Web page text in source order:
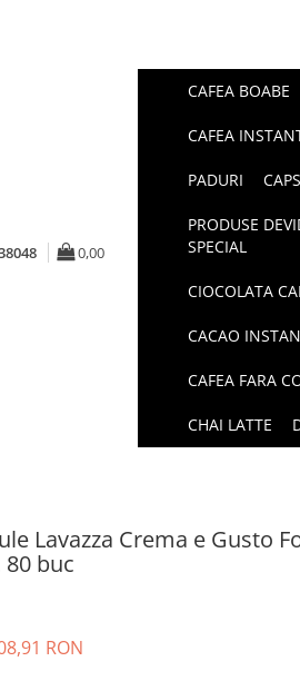
0,00
CAFEA BOABE
CAFEA
PADURI
PRODUSE
SPECIAL
CIOCOLATA
CACAO
CAFEA FARA
CHAI LATTE
Lavazza Crema e Gusto
buc
RON